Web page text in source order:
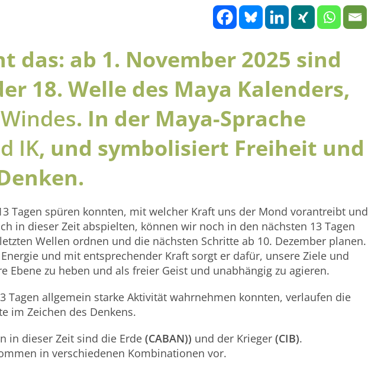
das: ab 1. November 2025 sind
18. Welle des Maya Kalenders,
Windes. In der Maya-Sprache
IK, und symbolisiert Freiheit und
Tagen spüren konnten, mit welcher Kraft uns der Mond vorantreibt und
in dieser Zeit abspielten, können wir noch in den nächsten 13 Tagen
Wellen ordnen und die nächsten Schritte ab 10. Dezember planen.
und mit entsprechender Kraft sorgt er dafür, unsere Ziele und
Ebene zu heben und als freier Geist und unabhängig zu agieren.
Tagen allgemein starke Aktivität wahrnehmen konnten, verlaufen die
im Zeichen des Denkens.
in dieser Zeit sind die Erde(CABAN)) und der Krieger(CIB).
in verschiedenen Kombinationen vor.